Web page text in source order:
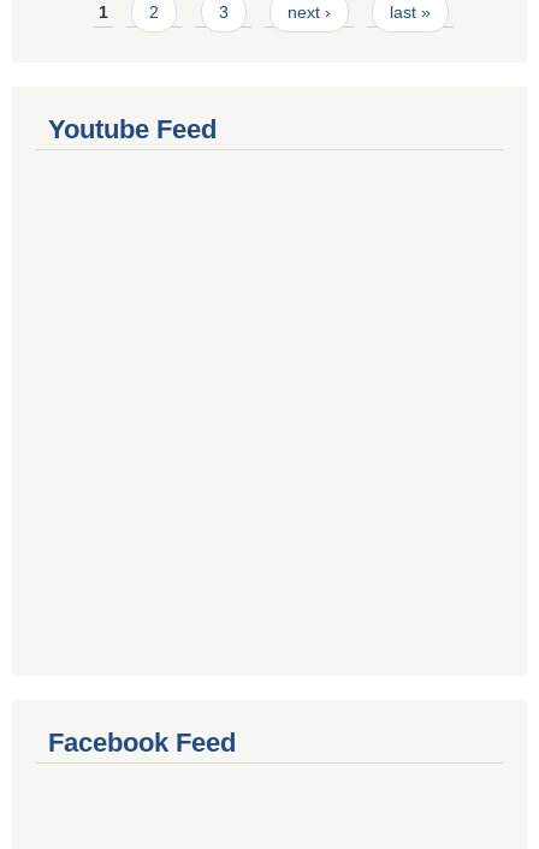
Pages
1 2 3 next › last »
Youtube Feed
Facebook Feed